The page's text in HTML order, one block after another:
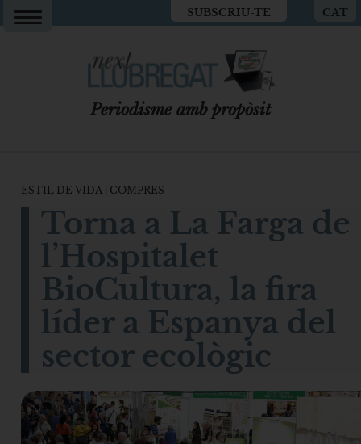
SUBSCRIU-TE CAT
Periodisme amb propòsit
ESTIL DE VIDA COMPRES
Torna a La Farga de
l’Hospitalet
BioCultura, la fira
líder a Espanya del
sector ecològic